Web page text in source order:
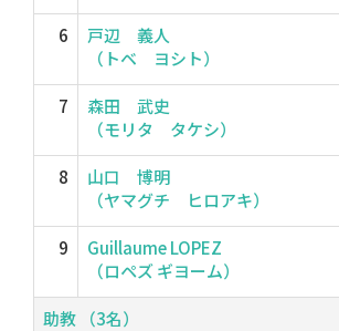
6
戸辺 義人
（トベ ヨシト）
7
森田 武史
（モリタ タケシ）
8
山口 博明
（ヤマグチ ヒロアキ）
9
Guillaume LOPEZ
（ロペズ ギヨーム）
助教 （3名）